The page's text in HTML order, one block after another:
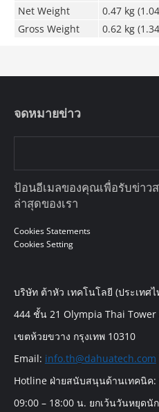
Net Weight
0.47 kg
Gross Weight
0.62 kg
จดหมายข่าว
ป้อนอีเมลของคุณเพื่อรับข่า
ล่าสุดของเรา
Cookies Statements
Cookies Setting
บริษัท ต้าหัว เทคโนโลยี (ประเทศไ
444 ชั้น 21 Olympia Thai
เขตห้วยขวาง กรุงเทพ 10310
Email: info.th@dahuatech.com
Hotline ฝ่ายสนับสนุนด้านเทคนิค:
09:00 – 18:00 น. ยกเว้นวันหยุดนั